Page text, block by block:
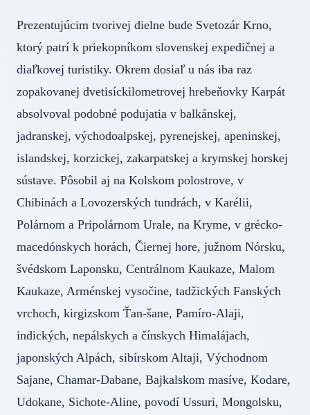
Prezentujúcim tvorivej dielne bude Svetozár Krno,
ktorý patrí k priekopníkom slovenskej expedičnej a
diaľkovej turistiky. Okrem dosiaľ u nás iba raz
zopakovanej dvetisíckilometrovej hrebeňovky Karpát
absolvoval podobné podujatia v balkánskej,
jadranskej, východoalpskej, pyrenejskej, apeninskej,
islandskej, korzickej, zakarpatskej a krymskej horskej
sústave. Pôsobil aj na Kolskom polostrove, v
Chibinách a Lovozerských tundrách, v Karélii,
Polárnom a Pripolárnom Urale, na Kryme, v grécko-
macedónskych horách, Čiernej hore, južnom Nórsku,
švédskom Laponsku, Centrálnom Kaukaze, Malom
Kaukaze, Arménskej vysočine, tadžických Fanských
vrchoch, kirgizskom Ťan-šane, Pamíro-Alaji,
indických, nepálskych a čínskych Himalájach,
japonských Alpách, sibírskom Altaji, Východnom
Sajane, Chamar-Dabane, Bajkalskom masíve, Kodare,
Udokane, Sichote-Aline, povodí Ussuri, Mongolsku,